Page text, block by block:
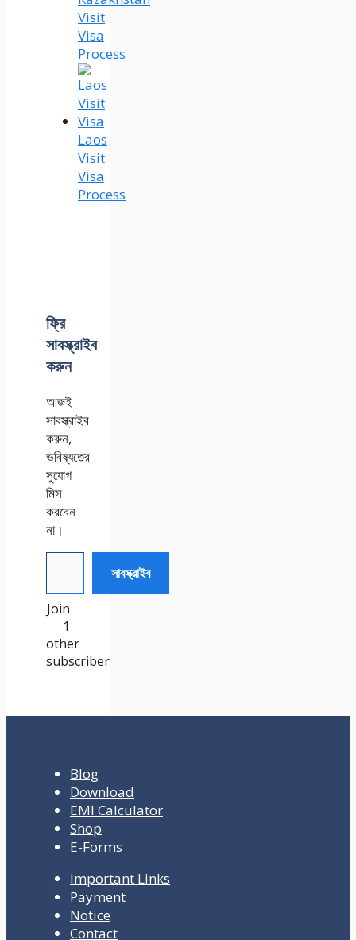
Visit
Visa
Process
Laos
Visit
Visa
Process
ফ্রি
সাবস্ক্রাইব
করুন
আজই
সাবস্ক্রাইব
করুন,
ভবিষ্যতের
সুযোগ
মিস
করবেন
না।
আপনার ইমেইল টেক্সট করুন
সাবস্ক্রাইব
Join
1
other
subscriber
Blog
Download
EMI Calculator
Shop
E-Forms
Important Links
Payment
Notice
Contact